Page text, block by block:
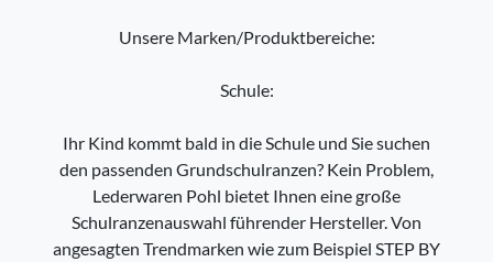
Unsere Marken/Produktbereiche:
Schule:
Ihr Kind kommt bald in die Schule und Sie suchen
den passenden Grundschulranzen? Kein Problem,
Lederwaren Pohl bietet Ihnen eine große
Schulranzenauswahl führender Hersteller. Von
angesagten Trendmarken wie zum Beispiel STEP BY